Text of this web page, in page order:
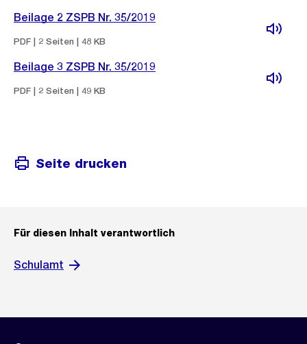
Beilage 2 ZSPB Nr. 35/2019
PDF | 2 Seiten | 48 KB
Beilage 3 ZSPB Nr. 35/2019
PDF | 2 Seiten | 49 KB
Seite drucken
Für diesen Inhalt verantwortlich
Schulamt